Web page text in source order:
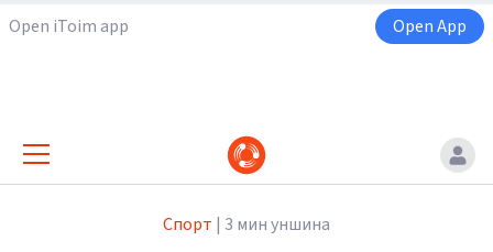
Open iToim app Open App
Спорт | 3 мин уншина